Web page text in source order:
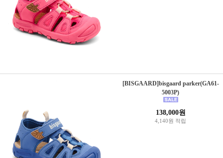
[BISGAARD]bisgaard parker(GA61-
5003P)
138,000원
4,140원 적립